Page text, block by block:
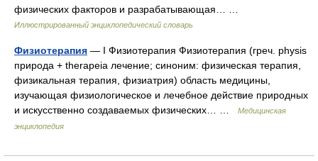
физических факторов и разрабатывающая… …
Иллюстрированный энциклопедический словарь
Физиотерапия — I Физиотерапия Физиотерапия (греч. physis
природа + therapeia лечение; синоним: физическая терапия,
физикальная терапия, физиатрия) область медицины,
изучающая физиологическое и лечебное действие природных
и искусственно создаваемых физических… …
Медицинская
энциклопедия